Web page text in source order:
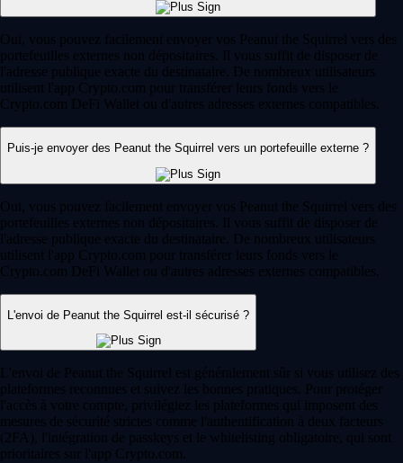
Oui, vous pouvez facilement envoyer vos Peanut the Squirrel vers des
portefeuilles externes non dépositaires. Il vous suffit de disposer de
l'adresse publique exacte du destinataire. De nombreux utilisateurs
utilisent l'app Crypto.com pour transférer leurs fonds vers le
Crypto.com DeFi Wallet ou d'autres adresses externes compatibles.
Puis-je envoyer des Peanut the Squirrel vers un portefeuille externe ?
Oui, vous pouvez facilement envoyer vos Peanut the Squirrel vers des
portefeuilles externes non dépositaires. Il vous suffit de disposer de
l'adresse publique exacte du destinataire. De nombreux utilisateurs
utilisent l'app Crypto.com pour transférer leurs fonds vers le
Crypto.com DeFi Wallet ou d'autres adresses externes compatibles.
L'envoi de Peanut the Squirrel est-il sécurisé ?
L'envoi de Peanut the Squirrel est généralement sûr si vous utilisez des
plateformes reconnues et suivez les bonnes pratiques. Pour protéger
l'accès à votre compte, privilégiez les plateformes qui imposent des
mesures de sécurité strictes comme l'authentification à deux facteurs
(2FA), l'intégration de passkeys et le whitelisting obligatoire, qui sont
prioritaires sur l'app Crypto.com.